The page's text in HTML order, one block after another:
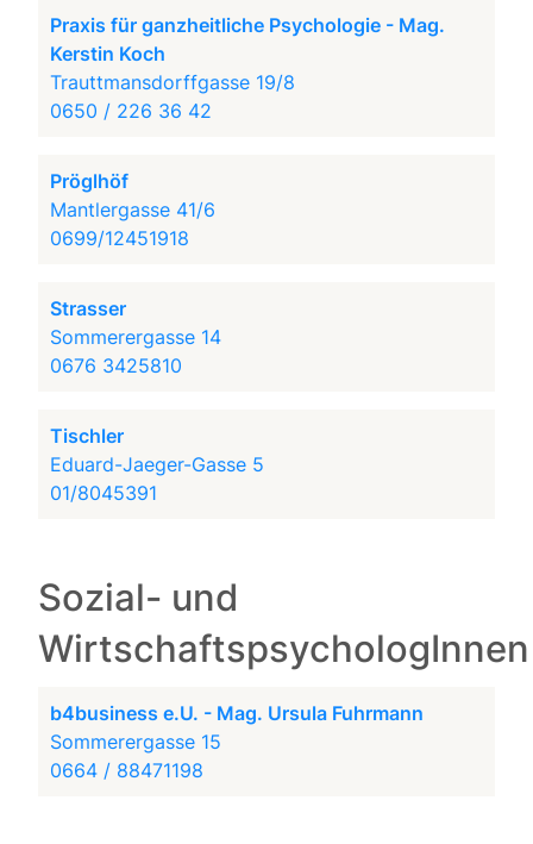
Praxis für ganzheitliche Psychologie - Mag.
Kerstin Koch
Trauttmansdorffgasse 19/8
0650 / 226 36 42
Pröglhöf
Mantlergasse 41/6
0699/12451918
Strasser
Sommerergasse 14
0676 3425810
Tischler
Eduard-Jaeger-Gasse 5
01/8045391
Sozial- und
WirtschaftspsychologInnen
b4business e.U. - Mag. Ursula Fuhrmann
Sommerergasse 15
0664 / 88471198